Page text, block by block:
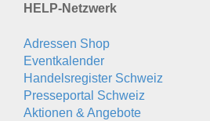
HELP-Netzwerk
Adressen Shop
Eventkalender
Handelsregister Schweiz
Presseportal Schweiz
Aktionen & Angebote